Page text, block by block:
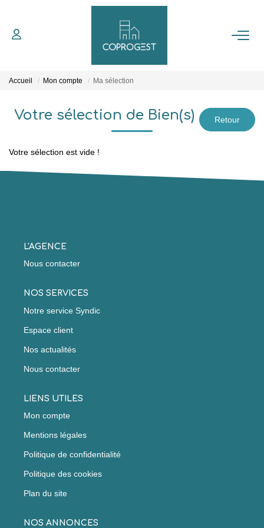
NOS TÉMOIGNAGES
Accueil Mon compte Ma sélection
Votre sélection de Bien(s)
Votre sélection est vide !
L'AGENCE
Nous contacter
NOS SERVICES
Notre service Syndic
Espace client
Nos actualités
Nous contacter
LIENS UTILES
Mon compte
Mentions légales
Politique de confidentialité
Politique des cookies
Plan du site
NOS ANNONCES